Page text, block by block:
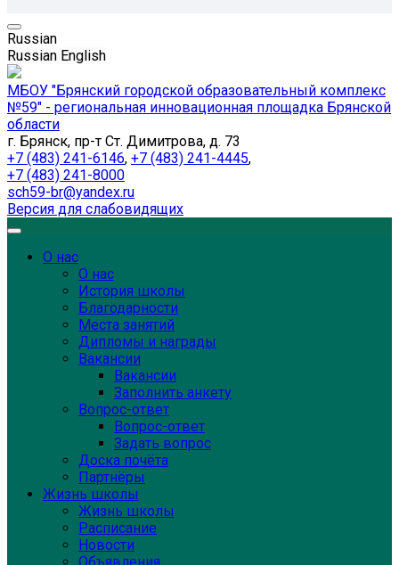
Russian
Russian English
МБОУ "Брянский городской образовательный комплекс
№59" - региональная инновационная площадка Брянской
области
г. Брянск, пр-т Ст. Димитрова, д. 73
+7 (483) 241-6146, +7 (483) 241-4445,
+7 (483) 241-8000
sch59-br@yandex.ru
Версия для слабовидящих
О нас
О нас
История школы
Благодарности
Места занятий
Дипломы и награды
Вакансии
Вакансии
Заполнить анкету
Вопрос-ответ
Вопрос-ответ
Задать вопрос
Доска почёта
Партнёры
Жизнь школы
Жизнь школы
Расписание
Новости